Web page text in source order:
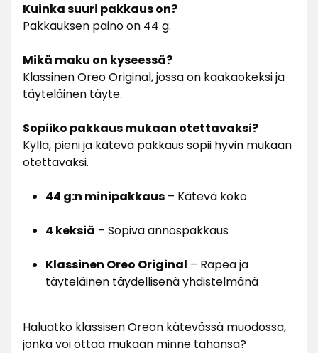
Kuinka suuri pakkaus on?
Pakkauksen paino on 44 g.
Mikä maku on kyseessä?
Klassinen Oreo Original, jossa on kaakaokeksi ja
täyteläinen täyte.
Sopiiko pakkaus mukaan otettavaksi?
Kyllä, pieni ja kätevä pakkaus sopii hyvin mukaan
otettavaksi.
44 g:n minipakkaus – Kätevä koko
4 keksiä – Sopiva annospakkaus
Klassinen Oreo Original – Rapea ja
täyteläinen täydellisenä yhdistelmänä
Haluatko klassisen Oreon kätevässä muodossa,
jonka voi ottaa mukaan minne tahansa?